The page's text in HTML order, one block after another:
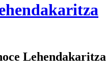
Lehendakaritza